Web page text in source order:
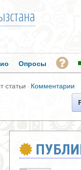
Опросы
статьи · Комментарии